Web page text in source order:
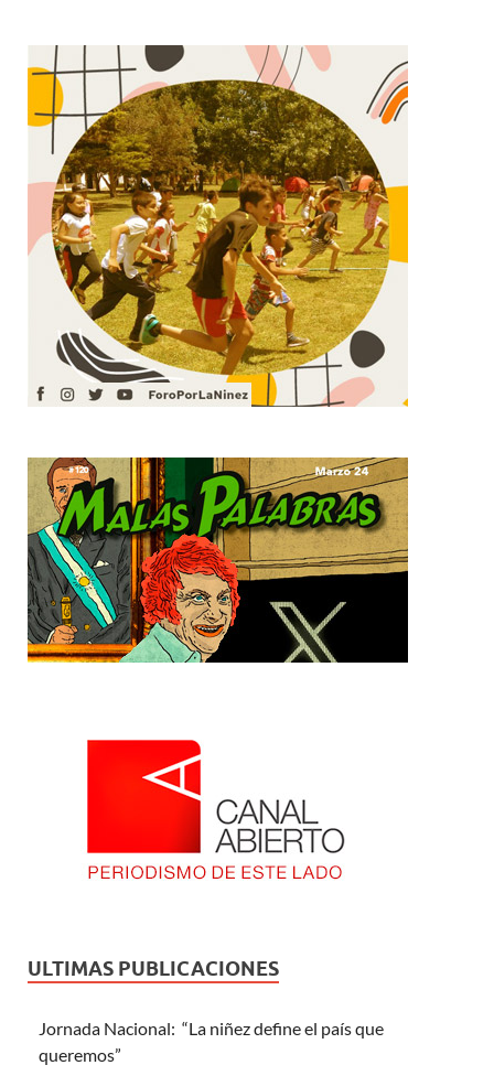
ULTIMAS PUBLICACIONES
Jornada Nacional: “La niñez define el país que
queremos”